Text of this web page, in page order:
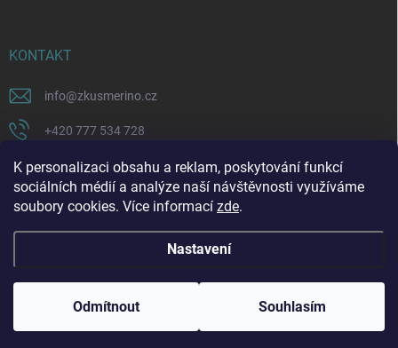
K personalizaci obsahu a reklam, poskytování funkcí
sociálních médií a analýze naší návštěvnosti využíváme
soubory cookies. Více informací zde.
Nastavení
Odmítnout Souhlasím
KONTAKT
info@zkusmerino.cz
+420 777 534 728
https://www.facebook.com/zkusmerino/
zkusmerino.cz
Vytvořil Shoptet
Copyright 2026ZKUSMERINO. Všechna práva vyhrazena.Upravit nastavení